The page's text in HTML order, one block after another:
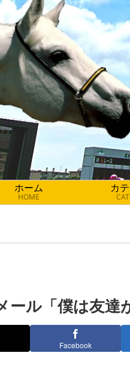
ホーム
HOME
カ
ル「僕は友達
Facebook